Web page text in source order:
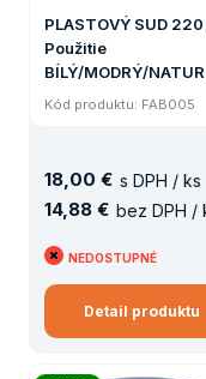
PLASTOVÝ SUD 220
Použitie
BÍLÝ/MODRÝ/NATUR
ZÁTKY NA KVAPALINY
Kód produktu: FAB005
18,00 € s DPH / ks
14,88 € bez DPH /
NEDOSTUPNÉ
Detail produktu